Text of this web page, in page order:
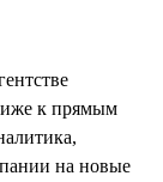
к прямым
на новые